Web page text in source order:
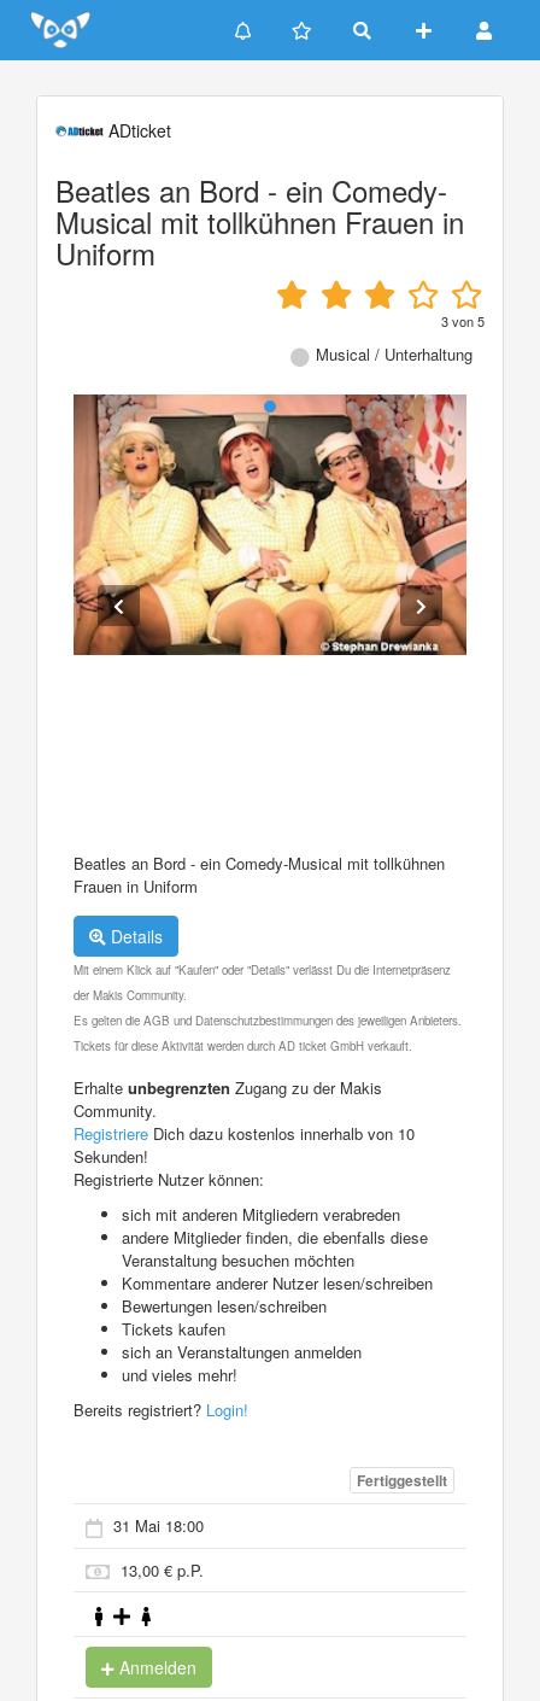
Update cookies preferences
ADticket
Beatles an Bord - ein Comedy-
Musical mit tollkühnen Frauen in
Uniform
3von5
Musical / Unterhaltung
Beatles an Bord - ein Comedy-Musical mit tollkühnen
Frauen in Uniform
Details
Mit einem Klick auf "Kaufen" oder "Details" verlässt Du die Internetpräsenz
der Makis Community.
Es gelten die AGB und Datenschutzbestimmungen des jeweiligen Anbieters.
Tickets für diese Aktivität werden durch AD ticket GmbH verkauft.
Erhalte unbegrenzten Zugang zu der Makis
Community.
Registriere Dich dazu kostenlos innerhalb von 10
Sekunden!
Registrierte Nutzer können:
sich mit anderen Mitgliedern verabreden
andere Mitglieder finden, die ebenfalls diese
Veranstaltung besuchen möchten
Kommentare anderer Nutzer lesen/schreiben
Bewertungen lesen/schreiben
Tickets kaufen
sich an Veranstaltungen anmelden
und vieles mehr!
Bereits registriert? Login!
Fertiggestellt
31 Mai 18:00
13,00 € p.P.
Anmelden